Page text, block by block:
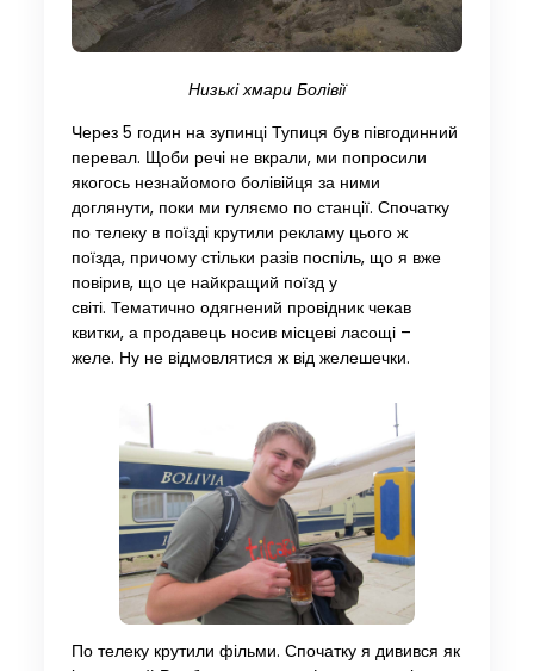
Низькі хмари Болівії
Через 5 годин на зупинці Тупиця був півгодинний
перевал. Щоби речі не вкрали, ми попросили
якогось незнайомого болівійця за ними
доглянути, поки ми гуляємо по станції. Спочатку
по телеку в поїзді крутили рекламу цього ж
поїзда, причому стільки разів поспіль, що я вже
повірив, що це найкращий поїзд у
світі. Тематично одягнений провідник чекав
квитки, а продавець носив місцеві ласощі –
желе. Ну не відмовлятися ж від желешечки.
По телеку крутили фільми. Спочатку я дивився як